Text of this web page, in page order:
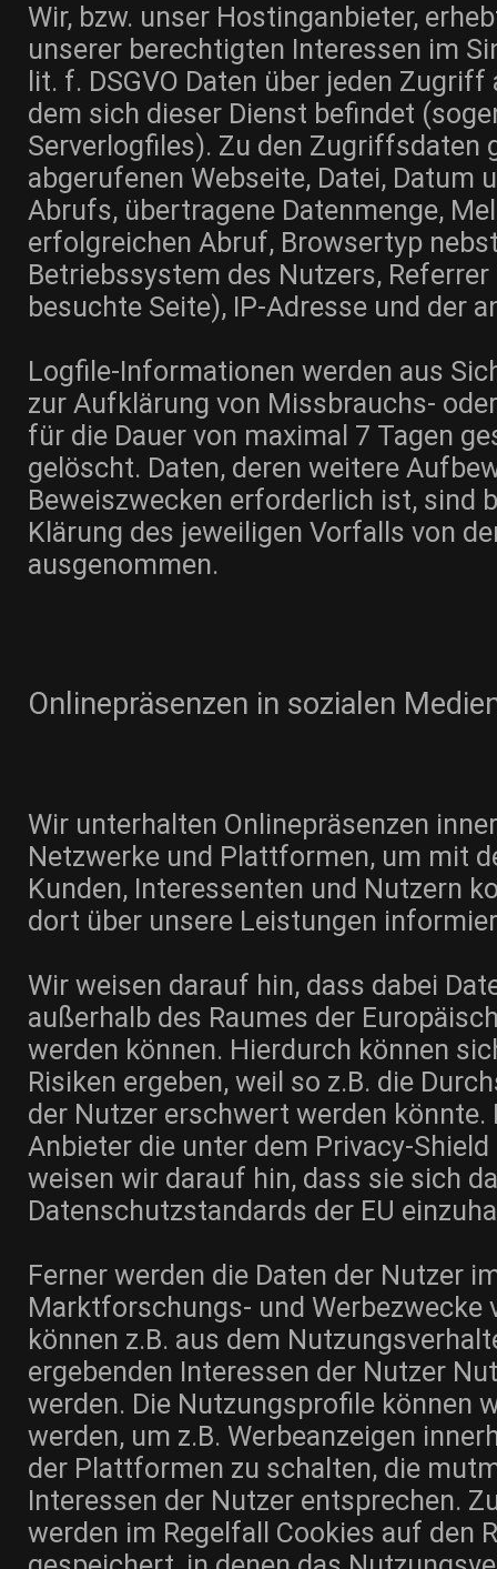
Wir, bzw. unser Hostinganbieter,
unserer berechtigten Interessen im
lit. f. DSGVO Daten über jeden
dem sich dieser Dienst befindet
Serverlogfiles). Zu den Zugriffsdaten
abgerufenen Webseite, Datei, Datum
Abrufs, übertragene Datenmenge,
erfolgreichen Abruf, Browsertyp
Betriebssystem des Nutzers, Referrer
besuchte Seite), IP-Adresse und der
Logfile-Informationen werden aus
zur Aufklärung von Missbrauchs-
für die Dauer von maximal 7 Tagen
gelöscht. Daten, deren weitere
Beweiszwecken erforderlich ist, sind
Klärung des jeweiligen Vorfalls von
ausgenommen.
Onlinepräsenzen in sozialen
Wir unterhalten Onlinepräsenzen
Netzwerke und Plattformen, um mit
Kunden, Interessenten und Nutzern
dort über unsere Leistungen
Wir weisen darauf hin, dass dabei
außerhalb des Raumes der
werden können. Hierdurch können
Risiken ergeben, weil so z.B. die
der Nutzer erschwert werden könnte.
Anbieter die unter dem Privacy-
weisen wir darauf hin, dass sie sich
Datenschutzstandards der EU
Ferner werden die Daten der Nutzer
Marktforschungs- und Werbezwecke
können z.B. aus dem
ergebenden Interessen der Nutzer
werden. Die Nutzungsprofile können
werden, um z.B. Werbeanzeigen
der Plattformen zu schalten, die
Interessen der Nutzer entsprechen.
werden im Regelfall Cookies auf den